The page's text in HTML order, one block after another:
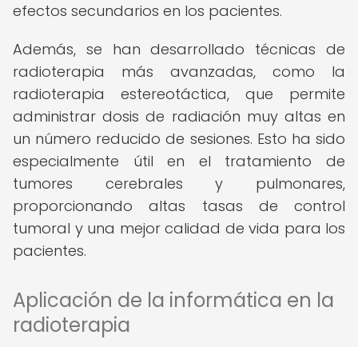
efectos secundarios en los pacientes.
Además, se han desarrollado técnicas de
radioterapia más avanzadas, como la
radioterapia estereotáctica, que permite
administrar dosis de radiación muy altas en
un número reducido de sesiones. Esto ha sido
especialmente útil en el tratamiento de
tumores cerebrales y pulmonares,
proporcionando altas tasas de control
tumoral y una mejor calidad de vida para los
pacientes.
Aplicación de la informática en la
radioterapia